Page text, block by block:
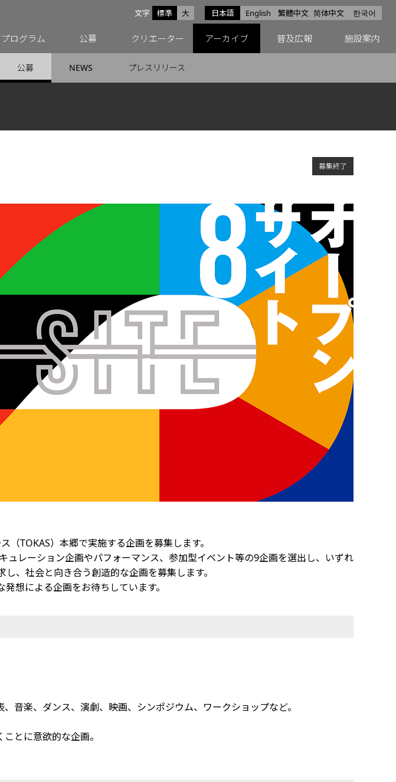
日本語 English 繁體中文 简体中文 한국어
文字サイズ
標準 大
ツアンドスペースfacebook
ーツアンドスペースX
ーアーツアンドスペースInstagram
ュース
ス
ログラム 公募 クリエーター アーカイブ 普及広報 施設案内
公募 NEWS プレスリリース
募集終了
（TOKAS）本郷で実施する企画を募集します。
レーション企画やパフォーマンス、参加型イベント等の9企画を選出し、いずれ
、社会と向き合う創造的な企画を募集します。
想による企画をお待ちしています。
楽、ダンス、演劇、映画、シンポジウム、ワークショップなど。
とに意欲的な企画。